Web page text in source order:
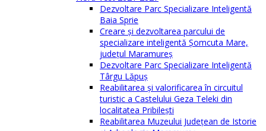
Dezvoltare Parc Specializare Inteligentă
Baia Sprie
Creare și dezvoltarea parcului de
specializare inteligentă Șomcuta Mare,
județul Maramureș
Dezvoltare Parc Specializare Inteligentă
Târgu Lăpuș
Reabilitarea și valorificarea în circuitul
turistic a Castelului Geza Teleki din
localitatea Pribilești
Reabilitarea Muzeului Județean de Istorie